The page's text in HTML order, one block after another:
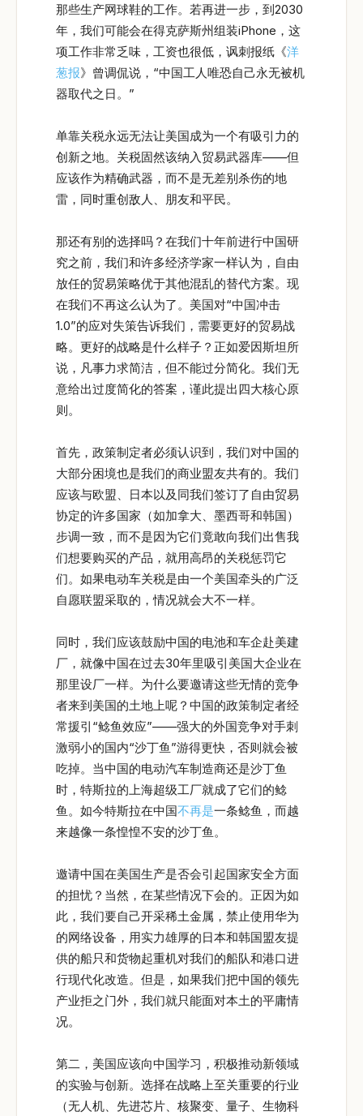
那些生产网球鞋的工作。若再进一步，到2030
年，我们可能会在得克萨斯州组装iPhone，这
项工作非常乏味，工资也很低，讽刺报纸《洋
葱报》曾调侃说，“中国工人唯恐自己永无被机
器取代之日。”
单靠关税永远无法让美国成为一个有吸引力的
创新之地。关税固然该纳入贸易武器库——但
应该作为精确武器，而不是无差别杀伤的地
雷，同时重创敌人、朋友和平民。
那还有别的选择吗？在我们十年前进行中国研
究之前，我们和许多经济学家一样认为，自由
放任的贸易策略优于其他混乱的替代方案。现
在我们不再这么认为了。美国对“中国冲击
1.0”的应对失策告诉我们，需要更好的贸易战
略。更好的战略是什么样子？正如爱因斯坦所
说，凡事力求简洁，但不能过分简化。我们无
意给出过度简化的答案，谨此提出四大核心原
则。
首先，政策制定者必须认识到，我们对中国的
大部分困境也是我们的商业盟友共有的。我们
应该与欧盟、日本以及同我们签订了自由贸易
协定的许多国家（如加拿大、墨西哥和韩国）
步调一致，而不是因为它们竟敢向我们出售我
们想要购买的产品，就用高昂的关税惩罚它
们。如果电动车关税是由一个美国牵头的广泛
自愿联盟采取的，情况就会大不一样。
同时，我们应该鼓励中国的电池和车企赴美建
厂，就像中国在过去30年里吸引美国大企业在
那里设厂一样。为什么要邀请这些无情的竞争
者来到美国的土地上呢？中国的政策制定者经
常援引“鲶鱼效应”——强大的外国竞争对手刺
激弱小的国内“沙丁鱼”游得更快，否则就会被
吃掉。当中国的电动汽车制造商还是沙丁鱼
时，特斯拉的上海超级工厂就成了它们的鲶
鱼。如今特斯拉在中国不再是一条鲶鱼，而越
来越像一条惶惶不安的沙丁鱼。
邀请中国在美国生产是否会引起国家安全方面
的担忧？当然，在某些情况下会的。正因为如
此，我们要自己开采稀土金属，禁止使用华为
的网络设备，用实力雄厚的日本和韩国盟友提
供的船只和货物起重机对我们的船队和港口进
行现代化改造。但是，如果我们把中国的领先
产业拒之门外，我们就只能面对本土的平庸情
况。
第二，美国应该向中国学习，积极推动新领域
的实验与创新。选择在战略上至关重要的行业
（无人机、先进芯片、核聚变、量子、生物科